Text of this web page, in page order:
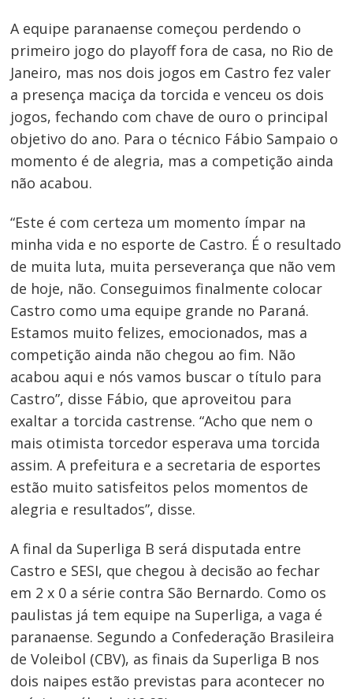
A equipe paranaense começou perdendo o
primeiro jogo do playoff fora de casa, no Rio de
Janeiro, mas nos dois jogos em Castro fez valer
a presença maciça da torcida e venceu os dois
jogos, fechando com chave de ouro o principal
objetivo do ano. Para o técnico Fábio Sampaio o
momento é de alegria, mas a competição ainda
não acabou.
“Este é com certeza um momento ímpar na
minha vida e no esporte de Castro. É o resultado
de muita luta, muita perseverança que não vem
de hoje, não. Conseguimos finalmente colocar
Castro como uma equipe grande no Paraná.
Estamos muito felizes, emocionados, mas a
competição ainda não chegou ao fim. Não
acabou aqui e nós vamos buscar o título para
Castro”, disse Fábio, que aproveitou para
exaltar a torcida castrense. “Acho que nem o
mais otimista torcedor esperava uma torcida
assim. A prefeitura e a secretaria de esportes
estão muito satisfeitos pelos momentos de
alegria e resultados”, disse.
A final da Superliga B será disputada entre
Castro e SESI, que chegou à decisão ao fechar
em 2 x 0 a série contra São Bernardo. Como os
paulistas já tem equipe na Superliga, a vaga é
paranaense. Segundo a Confederação Brasileira
de Voleibol (CBV), as finais da Superliga B nos
dois naipes estão previstas para acontecer no
Navegação
de
Post